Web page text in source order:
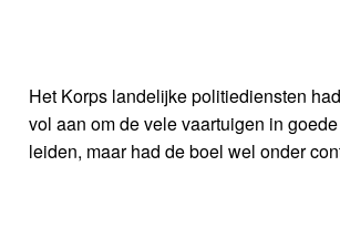
Het Korps landelijke politiediensten
vol aan om de vele vaartuigen in
leiden, maar had de boel wel onder